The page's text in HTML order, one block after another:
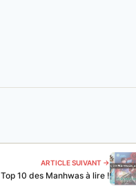
ARTICLE SUIVANT →
Top 10 des Manhwas à lire !